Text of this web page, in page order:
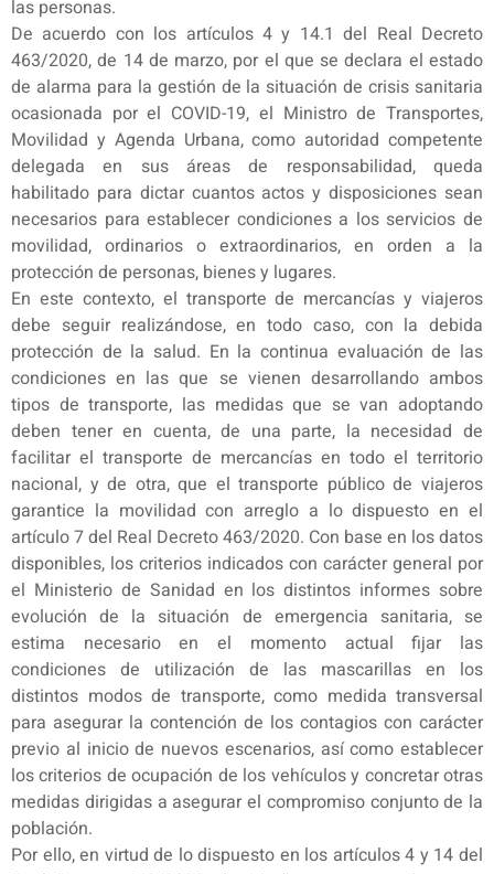
las personas.
De acuerdo con los artículos 4 y 14.1 del Real Decreto
463/2020, de 14 de marzo, por el que se declara el estado
de alarma para la gestión de la situación de crisis sanitaria
ocasionada por el COVID-19, el Ministro de Transportes,
Movilidad y Agenda Urbana, como autoridad competente
delegada en sus áreas de responsabilidad, queda
habilitado para dictar cuantos actos y disposiciones sean
necesarios para establecer condiciones a los servicios de
movilidad, ordinarios o extraordinarios, en orden a la
protección de personas, bienes y lugares.
En este contexto, el transporte de mercancías y viajeros
debe seguir realizándose, en todo caso, con la debida
protección de la salud. En la continua evaluación de las
condiciones en las que se vienen desarrollando ambos
tipos de transporte, las medidas que se van adoptando
deben tener en cuenta, de una parte, la necesidad de
facilitar el transporte de mercancías en todo el territorio
nacional, y de otra, que el transporte público de viajeros
garantice la movilidad con arreglo a lo dispuesto en el
artículo 7 del Real Decreto 463/2020. Con base en los datos
disponibles, los criterios indicados con carácter general por
el Ministerio de Sanidad en los distintos informes sobre
evolución de la situación de emergencia sanitaria, se
estima necesario en el momento actual fijar las
condiciones de utilización de las mascarillas en los
distintos modos de transporte, como medida transversal
para asegurar la contención de los contagios con carácter
previo al inicio de nuevos escenarios, así como establecer
los criterios de ocupación de los vehículos y concretar otras
medidas dirigidas a asegurar el compromiso conjunto de la
población.
Por ello, en virtud de lo dispuesto en los artículos 4 y 14 del